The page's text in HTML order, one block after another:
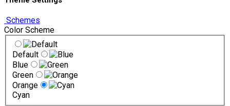
Schemes
Color Scheme
Default
Blue
Green
Orange
Cyan